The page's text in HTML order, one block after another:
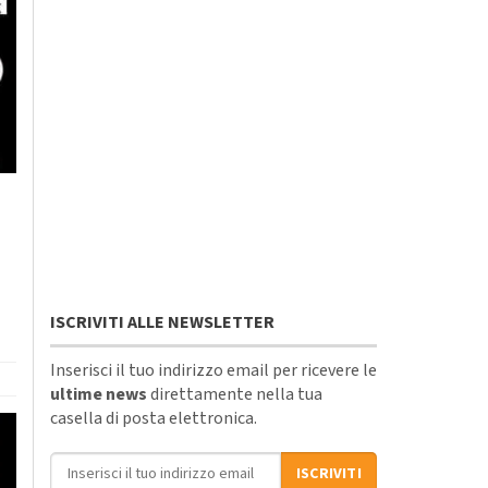
ISCRIVITI ALLE NEWSLETTER
Inserisci il tuo indirizzo email per ricevere le
ultime newsdirettamente nella tua
casella di posta elettronica.
Indirizzo email
ISCRIVITI